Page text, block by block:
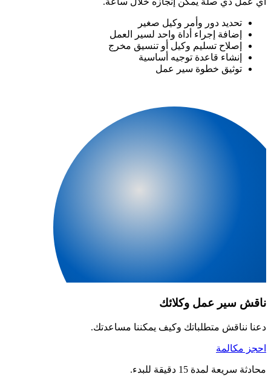
تحديد دور وأمر وكيل صغير
إضافة إجراء أداة واحد لسير العمل
إصلاح تسليم وكيل أو تنسيق مخرج
إنشاء قاعدة توجيه أساسية
توثيق خطوة سير عمل
ناقش سير عمل وكلائك
دعنا نناقش متطلباتك وكيف يمكننا مساعدتك.
احجز مكالمة
محادثة سريعة لمدة 15 دقيقة للبدء.